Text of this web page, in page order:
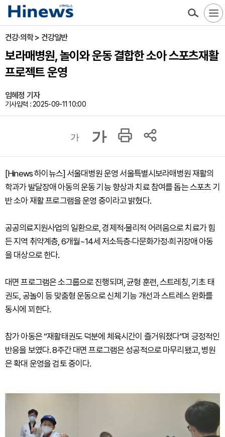
건강·의학 > 건강일반
보라매병원, 놀이와 운동 결합한 소아 스포츠재활
프로젝트 운영
임혜정 기자
기사입력 : 2025-09-11 10:00
가 가
[Hinews 하이뉴스] 서울대병원 운영 서울특별시보라매병원 재활의
학과가 발달장애 아동의 운동 기능 향상과 치료 참여를 돕는 스포츠 기
반 소아 재활 프로그램을 운영 중이라고 밝혔다.
공공의료지원사업의 일환으로, 경제적·물리적 어려움으로 치료가 힘
든 지역 취약계층, 6개월~14세 저소득층·다문화가정·희귀장애 아동
을 대상으로 한다.
대면 프로그램은 소그룹으로 진행되며, 균형 훈련, 스트레칭, 기초 태
권도, 공놀이 등 맞춤형 운동으로 신체 기능 개선과 스트레스 완화를
동시에 꾀한다.
참가 아동은 “재활태권도 덕분에 체육시간이 즐거워졌다”며 긍정적인
반응을 보였다. 8주간 대면 프로그램은 성공적으로 마무리됐고, 병원
은 확대 운영을 검토 중이다.